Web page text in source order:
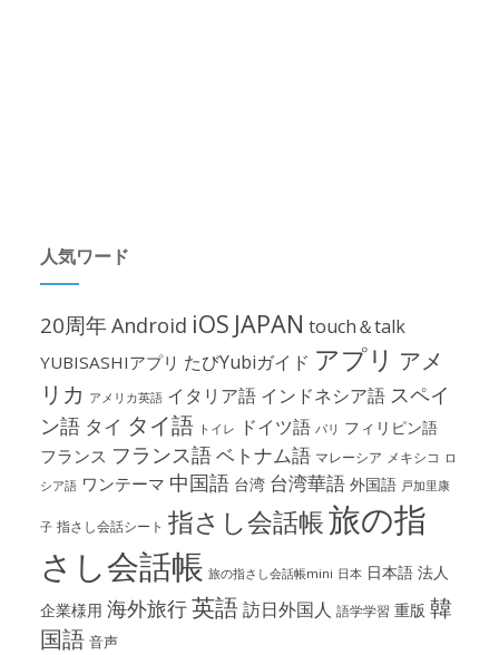
人気ワード
20周年Android iOS JAPAN touch＆talk
YUBISASHIアプリ たびYubiガイド アプリ アメ
リカ アメリカ英語 イタリア語 インドネシア語 スペイ
ン語 タイ タイ語 トイレ ドイツ語 パリ フィリピン語
フランス フランス語ベトナム語 マレーシア メキシコ ロ
シア語 ワンテーマ 中国語 台湾 台湾華語 外国語 戸加里康
子 指さし会話シート 指さし会話帳旅の指
さし会話帳 旅の指さし会話帳mini 日本 日本語 法人
企業様用 海外旅行英語訪日外国人 語学学習 重版 韓
国語 音声